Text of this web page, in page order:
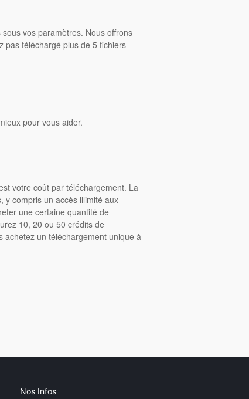
vos paramètres. Nous offrons
pas téléchargé plus de 5 fichiers
pour vous aider.
votre coût par téléchargement. La
y compris un accès illimité aux
une certaine quantité de
10, 20 ou 50 crédits de
achetez un téléchargement unique à
Nos Infos